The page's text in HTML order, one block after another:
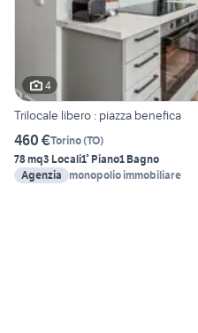
4
Trilocale libero : piazza benefica
460 €Torino(TO)
78 mq3 Locali1° Piano1 Bagno
Agenzia monopolio immobiliare